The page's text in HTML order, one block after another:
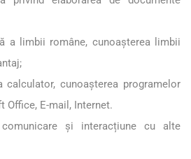
a limbii române, cunoașterea limbii
cunoașterea programelor
Office, E-mail, Internet.
și interacțiune cu alte